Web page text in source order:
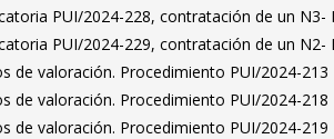
PUI/2024-228, contratación de un N3-
PUI/2024-229, contratación de un
de valoración. Procedimiento PUI/2024-213
de valoración. Procedimiento PUI/2024-218
de valoración. Procedimiento PUI/2024-219